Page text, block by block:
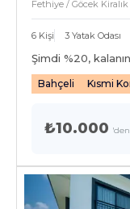
Fethiye / Göcek
6 Kişi 3 Yatak Odası
Şimdi %20,
Bahçeli Kısmi
₺10.000